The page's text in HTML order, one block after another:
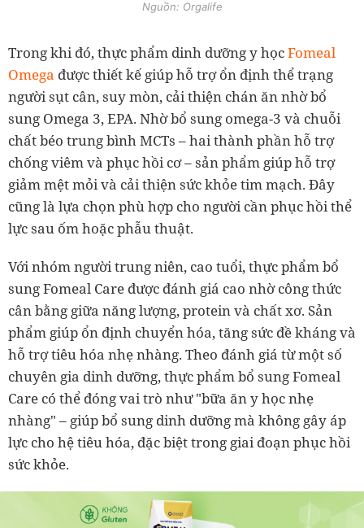
Nguồn: Orgalife
Trong khi đó, thực phẩm dinh dưỡng y họcFomeal
Omega được thiết kế giúp hỗ trợ ổn định thể trạng
người sụt cân, suy mòn, cải thiện chán ăn nhờ bổ
sung Omega 3, EPA. Nhờ bổ sung omega-3 và chuỗi
chất béo trung bình MCTs – hai thành phần hỗ trợ
chống viêm và phục hồi cơ – sản phẩm giúp hỗ trợ
giảm mệt mỏi và cải thiện sức khỏe tim mạch. Đây
cũng là lựa chọn phù hợp cho người cần phục hồi thể
lực sau ốm hoặc phẫu thuật.
Với nhóm người trung niên, cao tuổi, thực phẩm bổ
sung Fomeal Care được đánh giá cao nhờ công thức
cân bằng giữa năng lượng, protein và chất xơ. Sản
phẩm giúp ổn định chuyển hóa, tăng sức đề kháng và
hỗ trợ tiêu hóa nhẹ nhàng. Theo đánh giá từ một số
chuyên gia dinh dưỡng, thực phẩm bổ sung Fomeal
Care có thể đóng vai trò như "bữa ăn y học nhẹ
nhàng" – giúp bổ sung dinh dưỡng mà không gây áp
lực cho hệ tiêu hóa, đặc biệt trong giai đoạn phục hồi
sức khỏe.